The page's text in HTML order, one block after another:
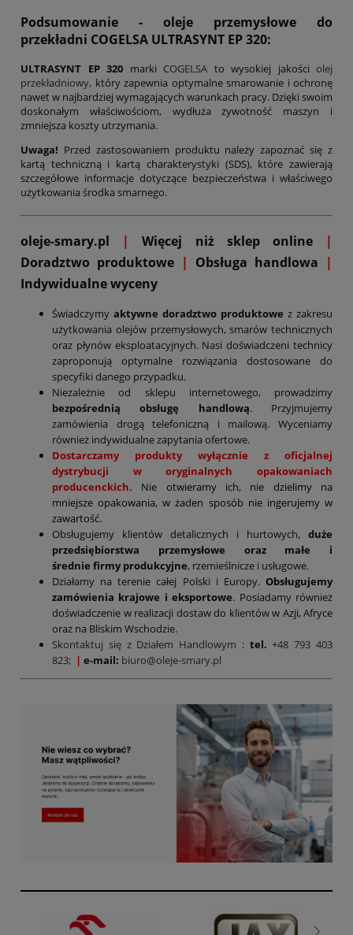
Podsumowanie - oleje przemysłowe do
przekładni COGELSA ULTRASYNT EP320:
ULTRASYNT EP 320 marki COGELSA to wysokiej jakości olej
przekładniowy, który zapewnia optymalne smarowanie i ochronę
nawet w najbardziej wymagających warunkach pracy. Dzięki swoim
doskonałym właściwościom, wydłuża żywotność maszyn i
zmniejsza koszty utrzymania.
Uwaga! Przed zastosowaniem produktu należy zapoznać się z
kartą techniczną i kartą charakterystyki (SDS), które zawierają
szczegółowe informacje dotyczące bezpieczeństwa i właściwego
użytkowania środka smarnego.
oleje-smary.pl | Więcej niż sklep online
|
Doradztwo produktowe | Obsługa handlowa |
Indywidualne wyceny
Świadczymy aktywne doradztwo produktowe z zakresu
użytkowania olejów przemysłowych, smarów technicznych
oraz płynów eksploatacyjnych. Nasi doświadczeni technicy
zaproponują optymalne rozwiązania dostosowane do
specyfiki danego przypadku.
Niezależnie od sklepu internetowego, prowadzimy
bezpośrednią obsługę handlową. Przyjmujemy
zamówienia drogą telefoniczną i mailową. Wyceniamy
również indywidualne zapytania ofertowe.
Dostarczamy produkty wyłącznie z oficjalnej
dystrybucji w oryginalnych opakowaniach
producenckich. Nie otwieramy ich, nie dzielimy na
mniejsze opakowania, w żaden sposób nie ingerujemy w
zawartość.
Obsługujemy klientów detalicznych i hurtowych, duże
przedsiębiorstwa przemysłowe oraz małe i
średnie firmy produkcyjne, rzemieślnicze i usługowe.
Działamy na terenie całej Polski i Europy. Obsługujemy
zamówienia krajowe i eksportowe. Posiadamy również
doświadczenie w realizacji dostaw do klientów w Azji, Afryce
oraz na Bliskim Wschodzie.
Skontaktuj się z Działem Handlowym : tel.+48 793 403
823; | e-mail: biuro@oleje-smary.pl